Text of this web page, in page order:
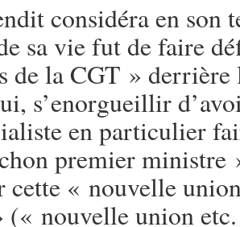
considéra en son
sa vie fut de faire
de la CGT »
s’enorgueillir
en particulier
premier ministre
cette « nouvelle
(« nouvelle union